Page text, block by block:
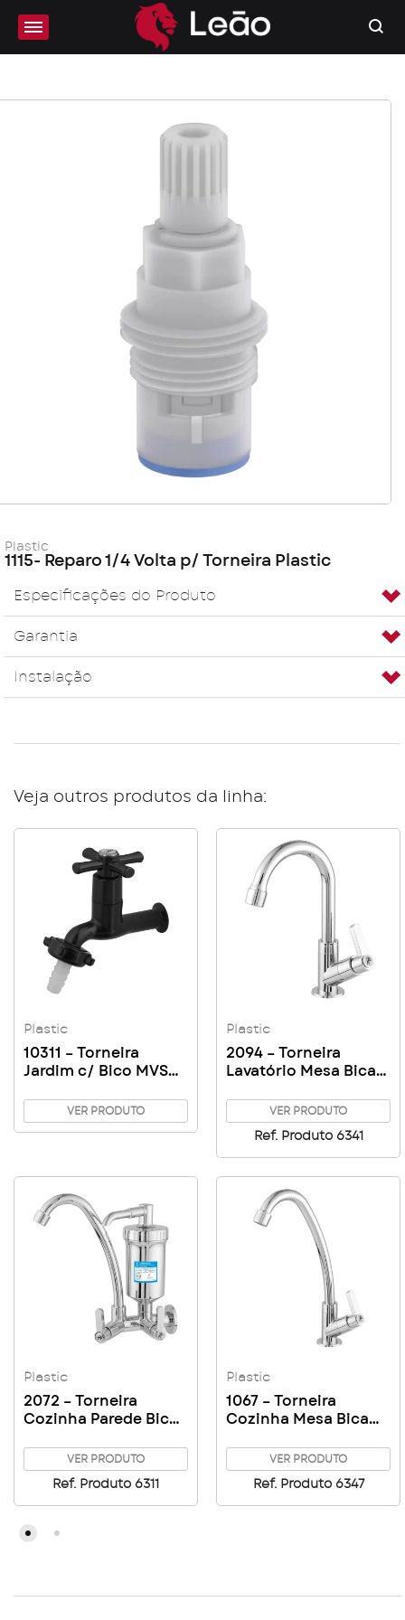
Plastic
1115- Reparo 1/4 Volta p/ Torneira Plastic
Especificações do Produto
Garantia
Instalação
Veja outros produtos da linha:
Plastic
10311 – Torneira
Jardim c/ Bico MVS
VER PRODUTO
Plastic
2094 – Torneira
Lavatório Mesa Bica
VER PRODUTO
Ref. Produto 6341
Plastic
2072 – Torneira
Cozinha Parede Bica
Volta 1/2VER PRODUTO
Ref. Produto 6311
Plastic
1067 – Torneira
Cozinha Mesa Bica
VER PRODUTO
Ref. Produto 6347